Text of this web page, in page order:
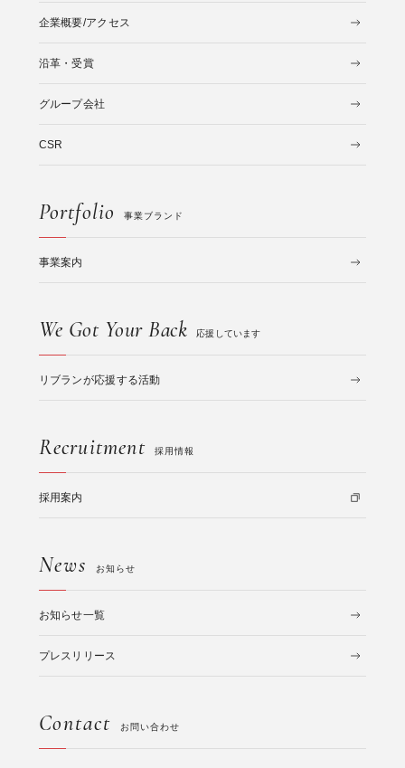
企業概要/アクセス
沿革・受賞
グループ会社
CSR
Portfolio 事業ブランド
事業案内
We Got Your Back 応援しています
リブランが応援する活動
Recruitment 採用情報
採用案内
News お知らせ
お知らせ一覧
プレスリリース
Contact お問い合わせ